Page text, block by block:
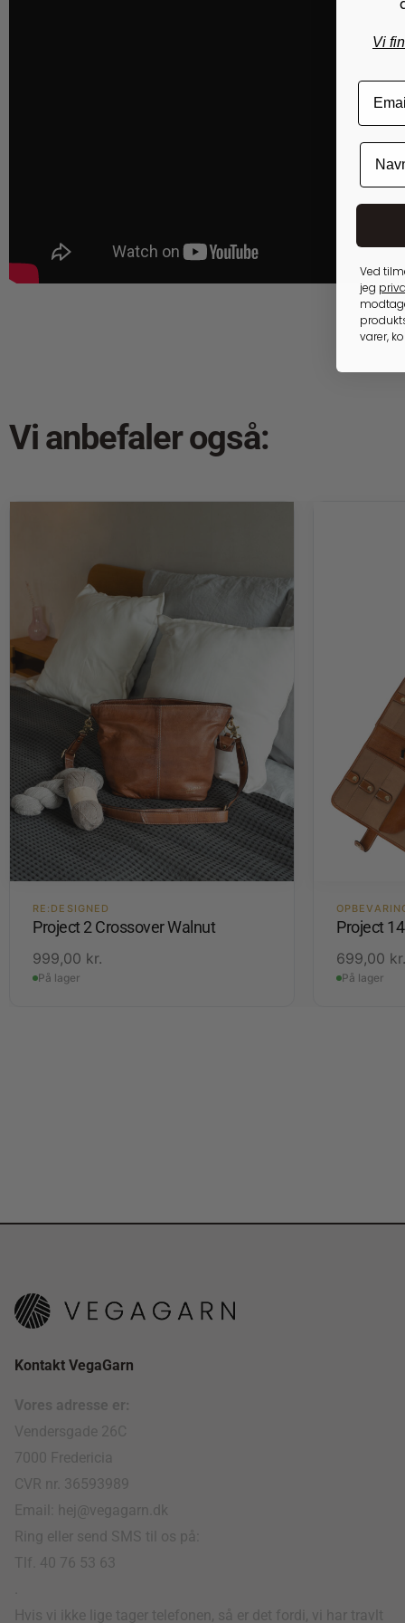
Vi anbefaler også:
RE:DESIGNED
Project 2 Crossover Walnut
999,00 kr.
På lager
Project
699,00 kr.
På lager
Kontakt VegaGarn
Vores adresse er:
Vendersgade 26C
7000 Fredericia
CVR nr. 36593989
Email: hej@vegagarn.dk
Ring eller send SMS til os på:
Tlf. 40 76 53 63
Hvis vi ikke lige tager telefonen, så er det fordi, vi har travlt
Vi
Ved
jeg
varer,